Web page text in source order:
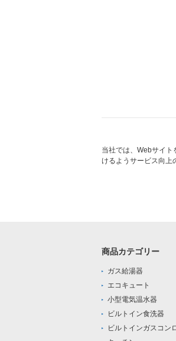
当社では、Webサイ
けるようサービス向上
商品カテゴリー
ガス給湯器
エコキュート
小型電気温水器
ビルトイン食洗器
ビルトインガスコン